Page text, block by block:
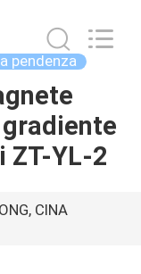
pendenza
ZT-YL-2
CINA